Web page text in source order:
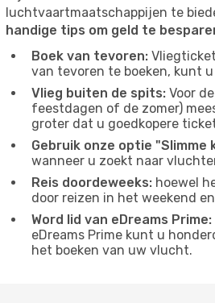
luchtvaartmaatschappijen te
handige tips om geld te
Boek van tevoren:
van tevoren te boeken, kunt
Vlieg buiten de spits: Voor
feestdagen of de zomer)
groter dat u goedkopere
Gebruik onze optie "Slimme
wanneer u zoekt naar
Reis doordeweeks: hoewel
door reizen in het weekend
Word lid van eDreams Prime:
eDreams Prime kunt u
het boeken van uw vlucht.